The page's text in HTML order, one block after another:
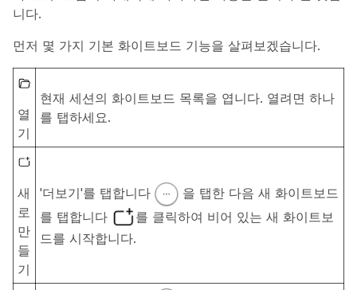
니다.
먼저 몇 가지 기본 화이트보드 기능을 살펴보겠습니다.
열
기
현재 세션의 화이트보드 목록을 엽니다. 열려면 하나
를 탭하세요.
새
로
만
들
기
'더보기'를 탭합니다
을 탭한 다음 새 화이트보드
를 탭합니다
를 클릭하여 비어 있는 새 화이트보
드를 시작합니다.